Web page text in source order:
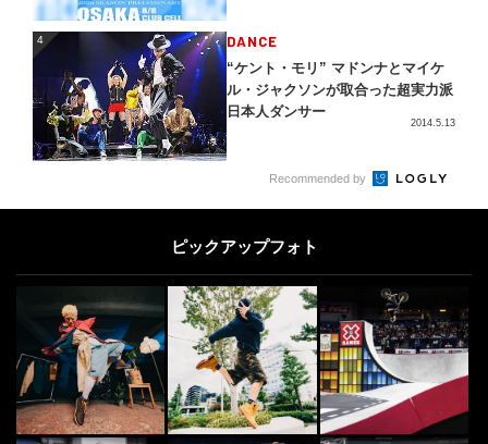
4 DANCE
“ケント・モリ” マドンナとマイケ
ル・ジャクソンが取合った超実力派
日本人ダンサー
2014.5.13
[PR] FREESTYLE
フリースタイルフットボールの
を描く2人のプロフェ...
PARK
「みんなから憧れられるBMXライ
ダーになりたい」弱冠15歳のBMX
エリートライダ...
2023.3.17
6
Recommended by
ピックアップフォト